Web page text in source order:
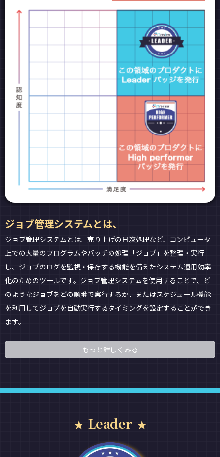
ジョブ管理システムとは、
ジョブ管理システムとは、売り上げの日次処理など、コンピュータ
上での大量のプログラムやバッチの処理「ジョブ」を整理・実行
し、ジョブのログを監視・保存する機能を備えたシステム運用効率
化のためのツールです。ジョブ管理システムを使用することで、ど
のようなジョブをどの順番で実行するか、またはスケジュール機能
を利用してジョブを自動実行するタイミングを設定することができ
ます。
もっと詳しくみる
Leader